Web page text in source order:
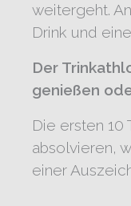
weitergeht.
Drink und
Der
genießen
Die ersten 10
absolvieren,
einer